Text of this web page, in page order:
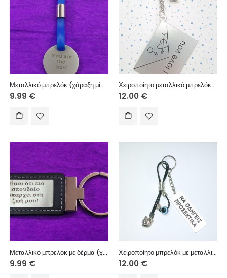
Μεταλλικό μπρελόκ (χάραξη μία πλευρά – κείμενο επιλογής σας)
9.99 €
Χειροποίητο μεταλλικό μπρελόκ με μεταλλικό στοιχείο.
12.00 €
Μεταλλικό μπρελόκ με δέρμα (χάραξη μία πλευρά – κείμενο επιλογής σας)
9.99 €
Χειροποίητο μπρελόκ με μεταλλική ετικέτα, ακρυλική ματόχαντρα, δερμάτινο κορδόνι και μεταλλικά διακοσμητικά στοιχεία
12.00 €